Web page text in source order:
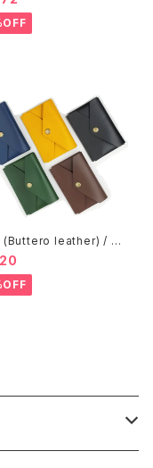
ス 一枚革 ミニマル メ
ディース イタリアンレザ
leather) / Ca